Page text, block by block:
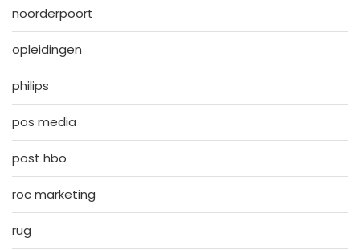
noorderpoort
opleidingen
philips
pos media
post hbo
roc marketing
rug